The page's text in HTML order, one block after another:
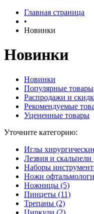
Главная страница
•
Новинки
Новинки
Новинки
Популярные товары
Распродажи и
Рекомендуемые
Уцененные товары
Уточните категорию:
Иглы
Лезвия и скальпели
Наборы
Ножи
Ножницы (5)
Пинцеты (11)
Трепаны (2)
Циркули (2)